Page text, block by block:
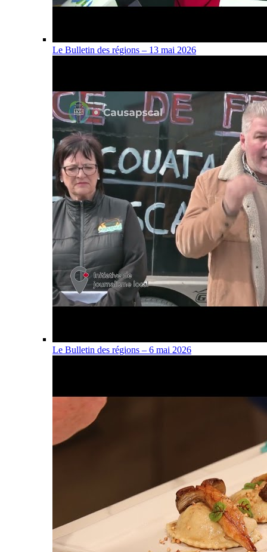
Le Bulletin des régions – 13 mai 2026
Le Bulletin des régions – 6 mai 2026